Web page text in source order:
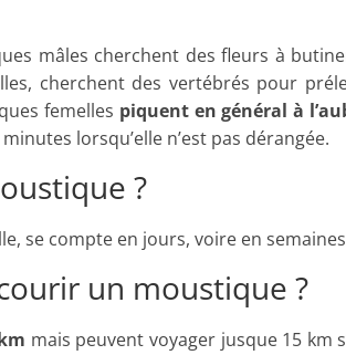
mâles cherchent des fleurs à
cherchent des vertébrés pour
femelles piquent en général à
lorsqu’elle n’est pas dérangée.
?
se compte en jours, voire en
un moustique ?
mais peuvent voyager jusque 15 km